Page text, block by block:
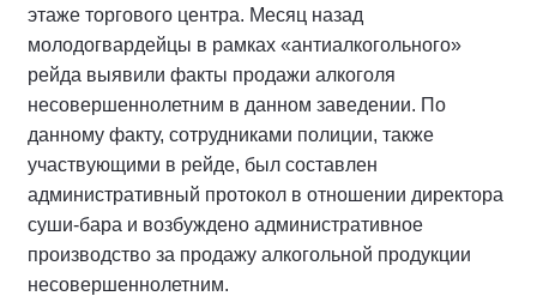
этаже торгового центра. Месяц назад
молодогвардейцы в рамках «антиалкогольного»
рейда выявили факты продажи алкоголя
несовершеннолетним в данном заведении. По
данному факту, сотрудниками полиции, также
участвующими в рейде, был составлен
административный протокол в отношении директора
суши-бара и возбуждено административное
производство за продажу алкогольной продукции
несовершеннолетним.